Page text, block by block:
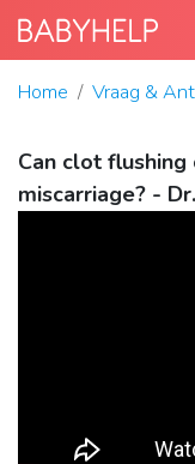
Home Vraag &
Can clot
miscarriage? -